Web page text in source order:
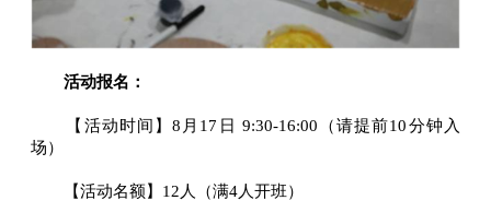
活动报名：
【活动时间】8月17日 9:30-16:00（请提前10分钟入
场）
【活动名额】12人（满4人开班）